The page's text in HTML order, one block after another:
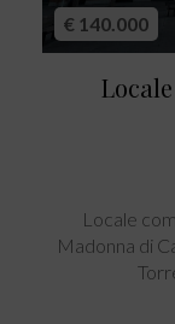
€ 140.000
Locale
Madonna di